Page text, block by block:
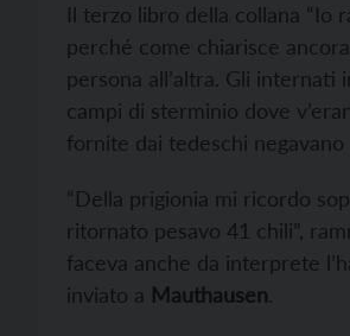
Il terzo libro della collana “Io
perché come chiarisce
persona all’altra. Gli
campi di sterminio dove
fornite dai tedeschi negavano
“Della prigionia mi ricordo
ritornato pesavo 41 chili”,
faceva anche da interprete
inviato a Mauthausen.